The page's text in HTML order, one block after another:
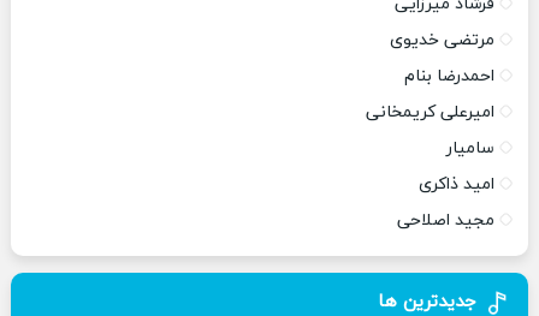
مرتضی خدیوی
احمدرضا بنام
امیرعلی کریمخانی
سامیار
امید ذاکری
مجید اصلاحی
جدیدترین ها